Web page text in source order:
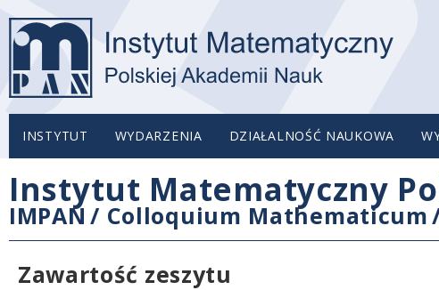
INSTYTUT WYDARZENIA DZIAŁALNOŚĆ NAUKOWA
Instytut Matematyczny
IMPAN / Colloquium Mathematicum
Zawartość zeszytu